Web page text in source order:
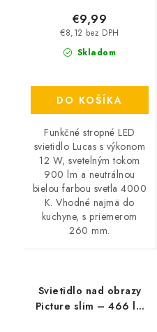
Skladom
€8,12 bez DPH
€9,99
DO KOŠÍKA
Funkčné stropné LED
svietidlo Lucas s výkonom
12 W, svetelným tokom
900 lm a neutrálnou
bielou farbou svetla 4000
K. Vhodné najmä do
kuchyne, s priemerom
260 mm.
Svietidlo nad obrazy
Picture slim – 466 lm